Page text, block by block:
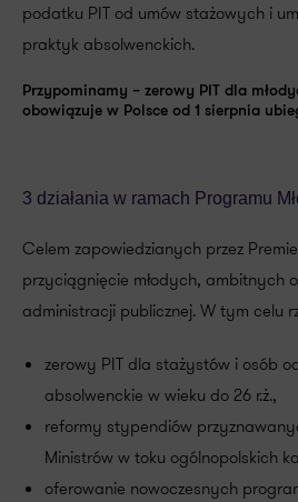
podatku PIT od umów stażowych i
praktyk absolwenckich.
Przypominamy – zerowy PIT dla
obowiązuje w Polsce od 1 sierpnia
3 działania w ramach Programu
Celem zapowiedzianych przez
przyciągnięcie młodych, ambitnych
administracji publicznej. W tym celu
zerowy PIT dla stażystów i osób
absolwenckie w wieku do 26 r.ż.,
reformy stypendiów
Ministrów w toku ogólnopolskich
oferowanie nowoczesnych